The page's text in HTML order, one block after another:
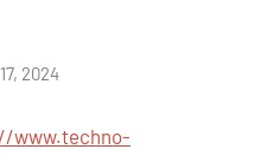
2024
www.techno-